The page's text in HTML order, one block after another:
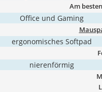
Am
Office und Gaming
ergonomisches Softpad
nierenförmig